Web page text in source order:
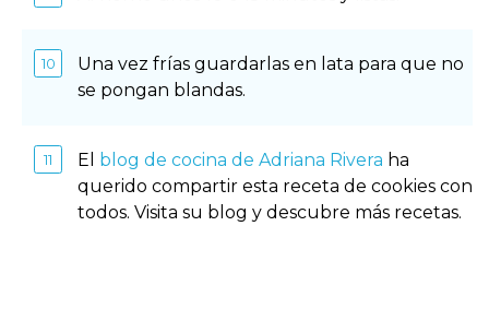
Una vez frías guardarlas en lata para que no
se pongan blandas.
El blog de cocina de Adriana Rivera ha
querido compartir esta receta de cookies con
todos. Visita su blog y descubre más recetas.